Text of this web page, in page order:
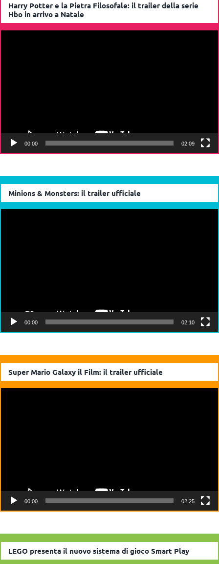
Harry Potter e la Pietra Filosofale: il trailer della serie
Hbo in arrivo a Natale
00:00 02:09
Minions & Monsters: il trailer ufficiale
00:00 02:10
Super Mario Galaxy il Film: il trailer ufficiale
00:00 02:25
LEGO presenta il nuovo sistema di gioco Smart Play